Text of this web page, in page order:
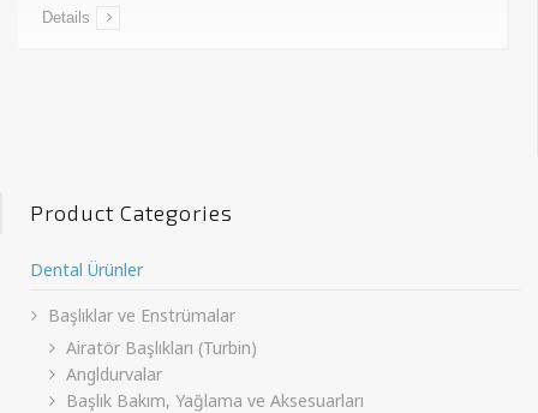
Details
Product Categories
Dental Ürünler
Başlıklar ve Enstrümalar
Airatör Başlıkları (Turbin)
Angldurvalar
Başlık Bakım, Yağlama ve Aksesuarları